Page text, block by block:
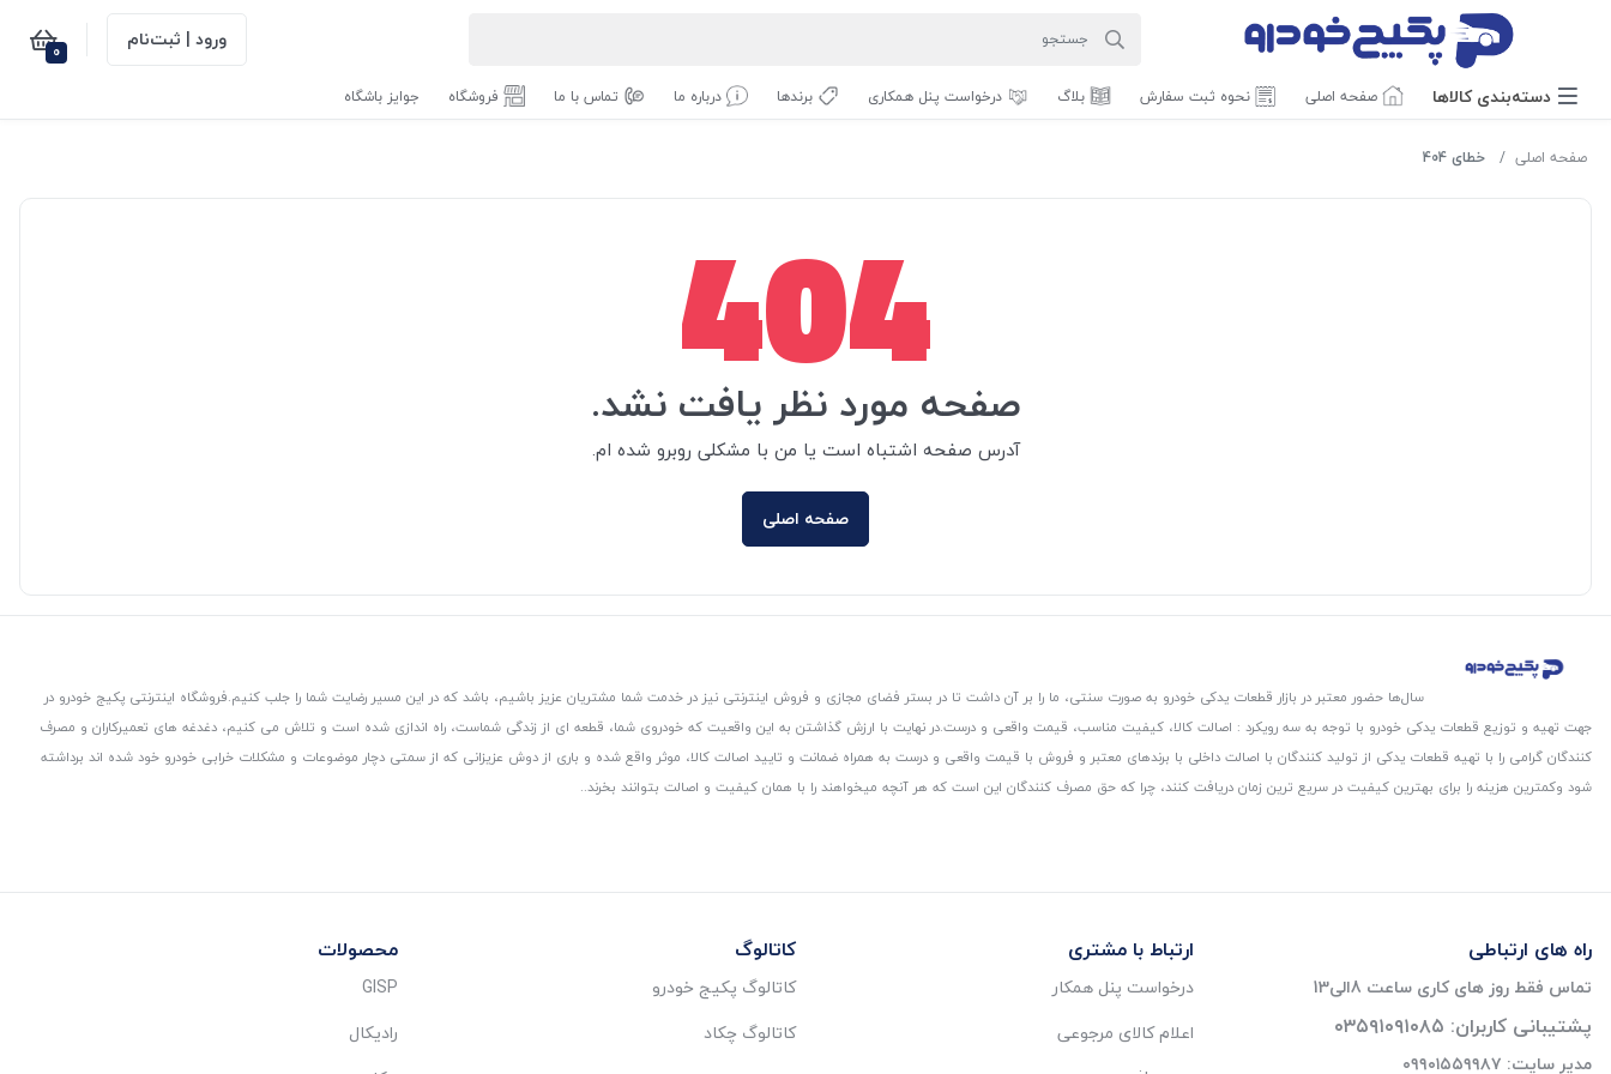
ورود | ثبت‌نام 0
دسته‌بندی‌ کالاها صفحه اصلی نحوه ثبت سفارش بلاگ درخواست پنل همکاری برندها درباره ما تماس با ما فروشگاه جوایز باشگاه
صفحه اصلی خطای 404
404
صفحه مورد نظر یافت نشد.
آدرس صفحه اشتباه است یا من با مشکلی روبرو شده ام.
صفحه اصلی
سال‌ها حضور معتبر در بازار قطعات یدکی خودرو به صورت سنتی، ما را بر آن داشت تا در بستر فضای مجازی و فروش اینترنتی نیز در خدمت شما مشتریان عزیز باشیم، باشد که در این مسیر رضایت شما را جلب کنیم.فروشگاه اینترنتی پکیج خودرو در
جهت تهیه و توزیع قطعات یدکی خودرو با توجه به سه رویکرد : اصالت کالا، کیفیت مناسب، قیمت واقعی و درست.در نهایت با ارزش گذاشتن به این واقعیت که خودروی شما، قطعه ای از زندگی شماست، راه اندازی شده است و تلاش می کنیم، دغدغه های تعمیرکاران و مصرف
کنندگان گرامی را با تهیه قطعات یدکی از تولید کنندگان با اصالت داخلی با برندهای معتبر و فروش با قیمت واقعی و درست به همراه ضمانت و تایید اصالت کالا، موثر واقع شده و باری از دوش عزیزانی که از سمتی دچار موضوعات و مشکلات خرابی خودرو خود شده اند برداشته
شود و‌کمترین هزینه را برای بهترین کیفیت در سریع ترین زمان دریافت کنند، چرا که حق مصرف کنندگان این است که هر آنچه میخواهند را با همان کیفیت و اصالت بتوانند بخرند..
راه های ارتباطی
تماس فقط روز های کاری ساعت 8الی13
پشتیبانی کاربران: ۰۳۵۹۱۰۹۱۰۸۵
مدیر سایت: ۰۹۹۰۱۵۵۹۹۸۷
ارتباط با مشتری
درخواست پنل همکار
اعلام کالای مرجوعی
کاتالوگ
کاتالوگ پکیج خودرو
کاتالوگ چکاد
محصولات
GISP
رادیکال